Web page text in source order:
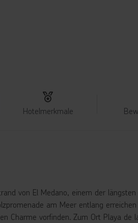
Hotelmerkmale
von El Medano, einem der
am Meer entlang
Charme vorfinden. Zum Ort Playa de